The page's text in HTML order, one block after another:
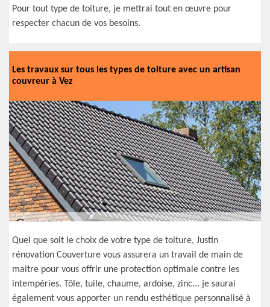
Pour tout type de toiture, je mettrai tout en œuvre pour
respecter chacun de vos besoins.
Les travaux sur tous les types de toiture avec un artisan
couvreur à Vez
Quel que soit le choix de votre type de toiture, Justin
rénovation Couverture vous assurera un travail de main de
maitre pour vous offrir une protection optimale contre les
intempéries. Tôle, tuile, chaume, ardoise, zinc... je saurai
également vous apporter un rendu esthétique personnalisé à